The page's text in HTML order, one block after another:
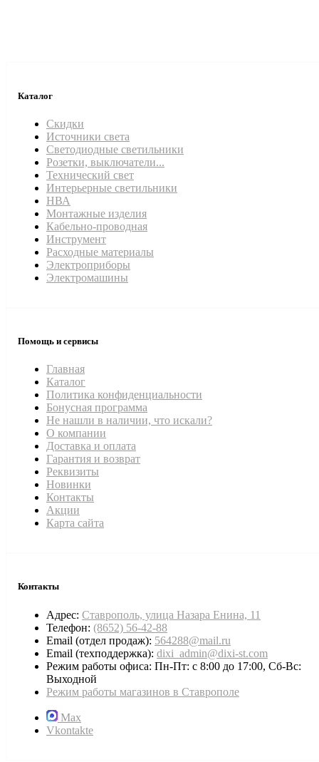
Каталог
Скидки
Источники света
Светодиодные светильники
Розетки, выключатели...
Технический свет
Интерьерные светильники
НВА
Монтажные изделия
Кабельно-проводная
Инструмент
Расходные материалы
Электроприборы
Электромашины
Помощь и сервисы
Главная
Каталог
Политика конфиденциальности
Бонусная программа
Не нашли в наличии, что искали?
О компании
Доставка и оплата
Гарантия и возврат
Реквизиты
Новинки
Контакты
Акции
Карта сайта
Контакты
Адрес: Ставрополь, улица Назара Енина, 11
Телефон: (8652) 56-42-88
Email (отдел продаж): 564288@mail.ru
Email (техподдержка): dixi_admin@dixi-st.com
Режим работы офиса: Пн-Пт: с 8:00 до 17:00, Сб-Вс:
Выходной
Режим работы магазинов в Ставрополе
Max
Vkontakte